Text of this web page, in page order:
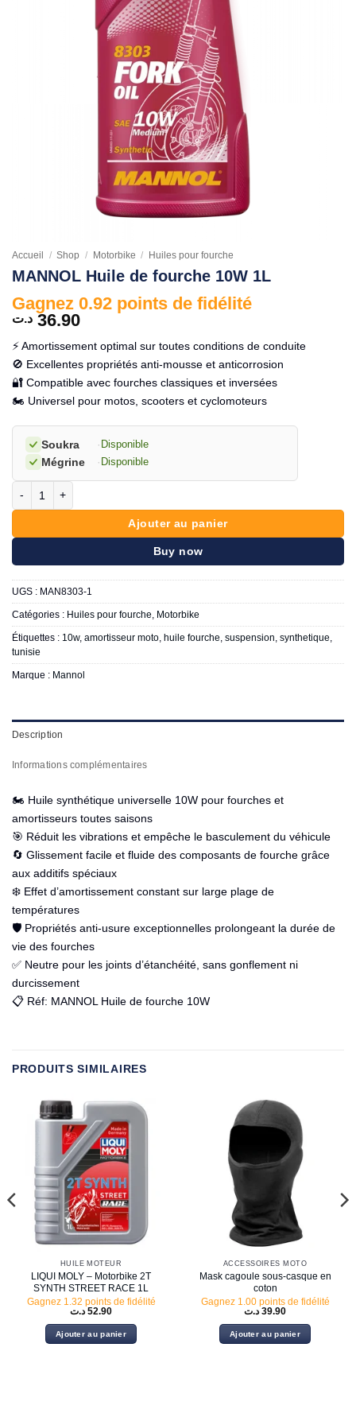
Accueil / Shop / Motorbike / Huiles pour fourche
MANNOL Huile de fourche 10W 1L
Gagnez 0.92 points de fidélité
36.90 د.ت
⚡ Amortissement optimal sur toutes conditions de conduite
🚫 Excellentes propriétés anti-mousse et anticorrosion
🔐 Compatible avec fourches classiques et inversées
🏍️ Universel pour motos, scooters et cyclomoteurs
Soukra · Disponible
Mégrine · Disponible
Ajouter au panier
Buy now
UGS : MAN8303-1
Catégories : Huiles pour fourche, Motorbike
Étiquettes : 10w, amortisseur moto, huile fourche, suspension, synthetique,
tunisie
Marque : Mannol
Description
Informations complémentaires
🏍️ Huile synthétique universelle 10W pour fourches et
amortisseurs toutes saisons
🎯 Réduit les vibrations et empêche le basculement du véhicule
🔄 Glissement facile et fluide des composants de fourche grâce
aux additifs spéciaux
❄️ Effet d’amortissement constant sur large plage de
températures
🛡️ Propriétés anti-usure exceptionnelles prolongeant la durée de
vie des fourches
✅ Neutre pour les joints d’étanchéité, sans gonflement ni
durcissement
📋 Réf: MANNOL Huile de fourche 10W
PRODUITS SIMILAIRES
HUILE MOTEUR
LIQUI MOLY – Motorbike 2T
SYNTH STREET RACE 1L
Gagnez 1.32 points de fidélité
52.90 د.ت
Ajouter au panier
ACCESSOIRES MOTO
Mask cagoule sous-casque en
coton
Gagnez 1.00 points de fidélité
39.90 د.ت
Ajouter au panier